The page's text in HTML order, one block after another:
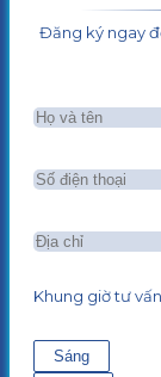
Đăng ký ngay
Khung giờ tư vấn
Sáng